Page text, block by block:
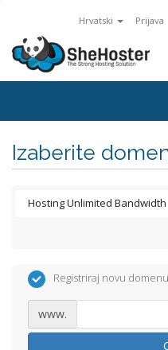
Hrvatski Prijava
Izaberite
Registriraj novu domenu
www.